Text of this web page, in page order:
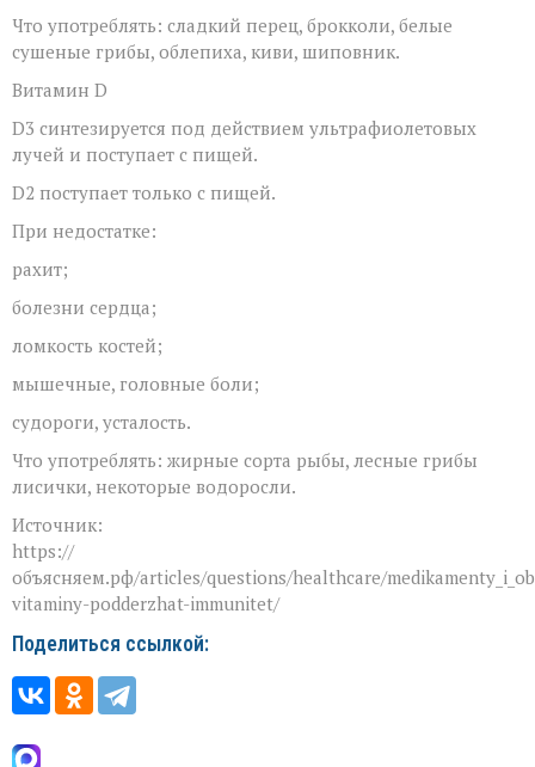
Что употреблять: сладкий перец, брокколи, белые
сушеные грибы, облепиха, киви, шиповник.
Витамин D
D3 синтезируется под действием ультрафиолетовых
лучей и поступает с пищей.
D2 поступает только с пищей.
При недостатке:
рахит;
болезни сердца;
ломкость костей;
мышечные, головные боли;
судороги, усталость.
Что употреблять: жирные сорта рыбы, лесные грибы
лисички, некоторые водоросли.
Источник:
https://
объясняем.рф/articles/questions/healthcare/
vitaminy-podderzhat-immunitet/
Поделиться ссылкой: